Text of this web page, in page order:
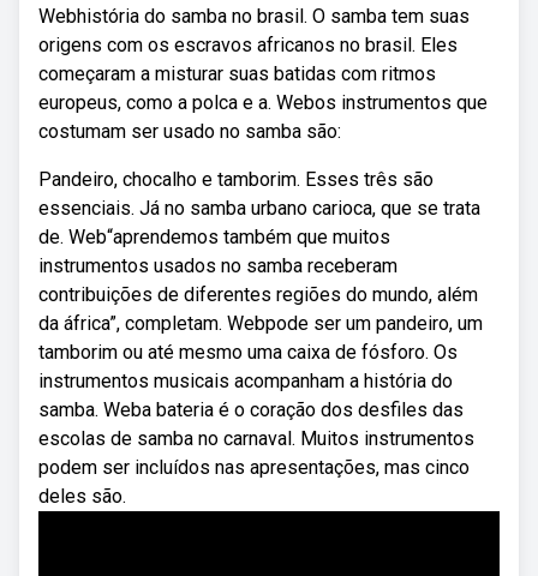
Webhistória do samba no brasil. O samba tem suas
origens com os escravos africanos no brasil. Eles
começaram a misturar suas batidas com ritmos
europeus, como a polca e a. Webos instrumentos que
costumam ser usado no samba são:
Pandeiro, chocalho e tamborim. Esses três são
essenciais. Já no samba urbano carioca, que se trata
de. Web“aprendemos também que muitos
instrumentos usados no samba receberam
contribuições de diferentes regiões do mundo, além
da áfrica”, completam. Webpode ser um pandeiro, um
tamborim ou até mesmo uma caixa de fósforo. Os
instrumentos musicais acompanham a história do
samba. Weba bateria é o coração dos desfiles das
escolas de samba no carnaval. Muitos instrumentos
podem ser incluídos nas apresentações, mas cinco
deles são.